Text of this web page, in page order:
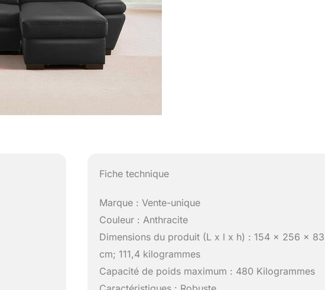
Fiche technique
Marque : Vente-unique
Couleur : Anthracite
Dimensions du produit (L x l x h) : 154 x 256 x 83
cm; 111,4 kilogrammes
Capacité de poids maximum : 480 Kilogrammes